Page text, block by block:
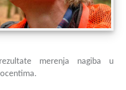
merenja nagiba u